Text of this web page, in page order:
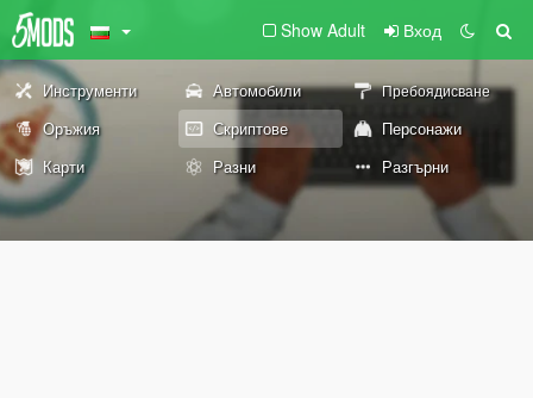
Show Adult Вход
Инструменти Автомобили Пребоядисване
Оръжия Скриптове
Персонажи
Карти
Разни Разгърни